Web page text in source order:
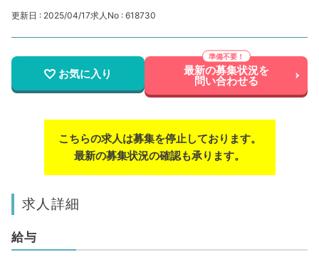
更新日 : 2025/04/17求人No : 618730
お気に入り 最新の募集状況を
問い合わせる
こちらの求人は募集を停止しております。
最新の募集状況の確認も承ります。
求人詳細
給与